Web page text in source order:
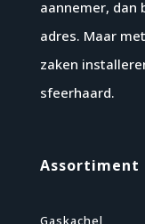
aannemer, dan
adres. Maar
zaken
sfeerhaard.
Assortiment
Gaskachel